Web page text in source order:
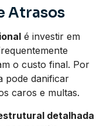
Atrasos
é investir em
o custo final. Por
pode danificar
caros e multas.
detalhada